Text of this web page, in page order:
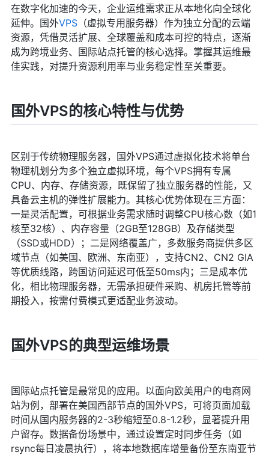
在数字化加速的今天，企业运维需求正从本地化向全球化
延伸。国外VPS（虚拟专用服务器）作为独立分配的云端
资源，凭借灵活扩展、全球覆盖和成本可控的特点，逐渐
成为跨境业务、国际站点托管的核心选择。掌握其运维最
佳实践，对提升资源利用率与业务稳定性至关重要。
国外VPS的核心特性与优势
区别于传统物理服务器，国外VPS通过虚拟化技术将单台
物理机划分为多个独立虚拟环境，每个VPS拥有专属
CPU、内存、存储资源，既保留了独立服务器的性能，又
具备云主机的弹性扩展能力。其核心优势体现在三方面：
一是灵活配置，可根据业务需求随时调整CPU核心数（如1
核至32核）、内存容量（2GB至128GB）及存储类型
（SSD或HDD）；二是网络覆盖广，多数服务商提供多区
域节点（如美国、欧洲、东南亚），支持CN2、CN2 GIA
等优质线路，跨国访问延迟可低至50ms内；三是成本优
化，相比物理服务器，无需承担硬件采购、机房托管等前
期投入，按需付费模式更适配业务波动。
国外VPS的典型运维场景
国际站点托管是最常见的应用。以面向欧美用户的电商网
站为例，部署在美国西部节点的国外VPS，可将页面加载
时间从国内服务器的2-3秒缩短至0.8-1.2秒，显著提升用
户留存。数据备份场景中，通过设置定时同步任务（如
rsync每日凌晨执行），将本地数据库增量备份至东南亚节